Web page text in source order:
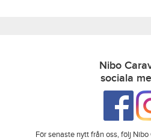
Nibo
sociala
För senaste nytt från oss, följ